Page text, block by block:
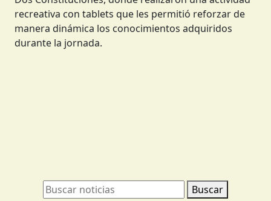
recreativa con tablets que les permitió reforzar de
manera dinámica los conocimientos adquiridos
durante la jornada.
Buscar